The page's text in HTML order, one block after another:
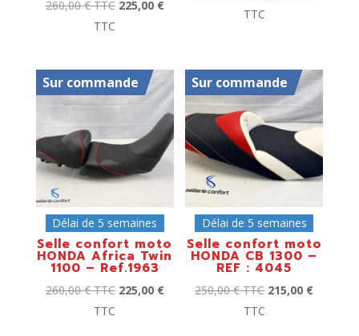
260,00€ TTC 225,00 €
TTC
TTC
Sur commande
Délai de 5 semaines
Selle confort moto
HONDA Africa Twin
1100 – Ref.1963
260,00€ TTC 225,00 €
TTC
Sur commande
Délai de 5 semaines
Selle confort moto
HONDA CB 1300 –
REF : 4045
250,00€ TTC 215,00 €
TTC